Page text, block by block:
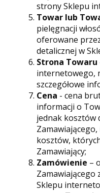
strony Sklepu
Towar lub
pielęgnacji
oferowane
detalicznej w
Strona Towaru
internetowego,
szczegółowe
Cena - cena
informacji o
jednak kosztów
kosztów,
Zamawiający;
Zamówienie –
Zamawiającego
Sklepu